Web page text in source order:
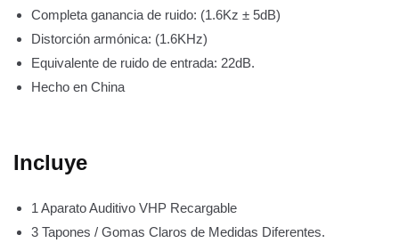
Completa ganancia de ruido: (1.6Kz ± 5dB)
Distorción armónica: (1.6KHz)
Equivalente de ruido de entrada: 22dB.
Hecho en China
Incluye
1 Aparato Auditivo VHP Recargable
3 Tapones / Gomas Claros de Medidas Diferentes.